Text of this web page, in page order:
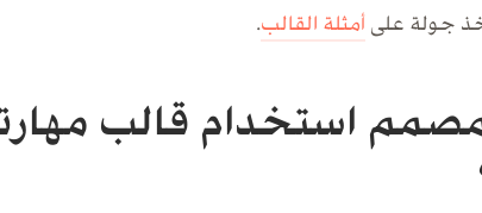
جولة علىأمثلة القالب.
استخدام قالب